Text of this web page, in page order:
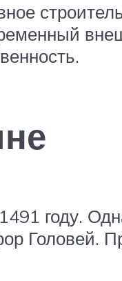
году.
Головей.